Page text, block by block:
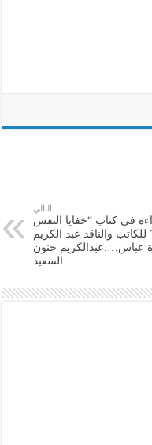
التالي
في كتاب “خفايا النفس
للكاتب والناقد عبد الكريم
عباس….عبدالكريم حنون
السعيد